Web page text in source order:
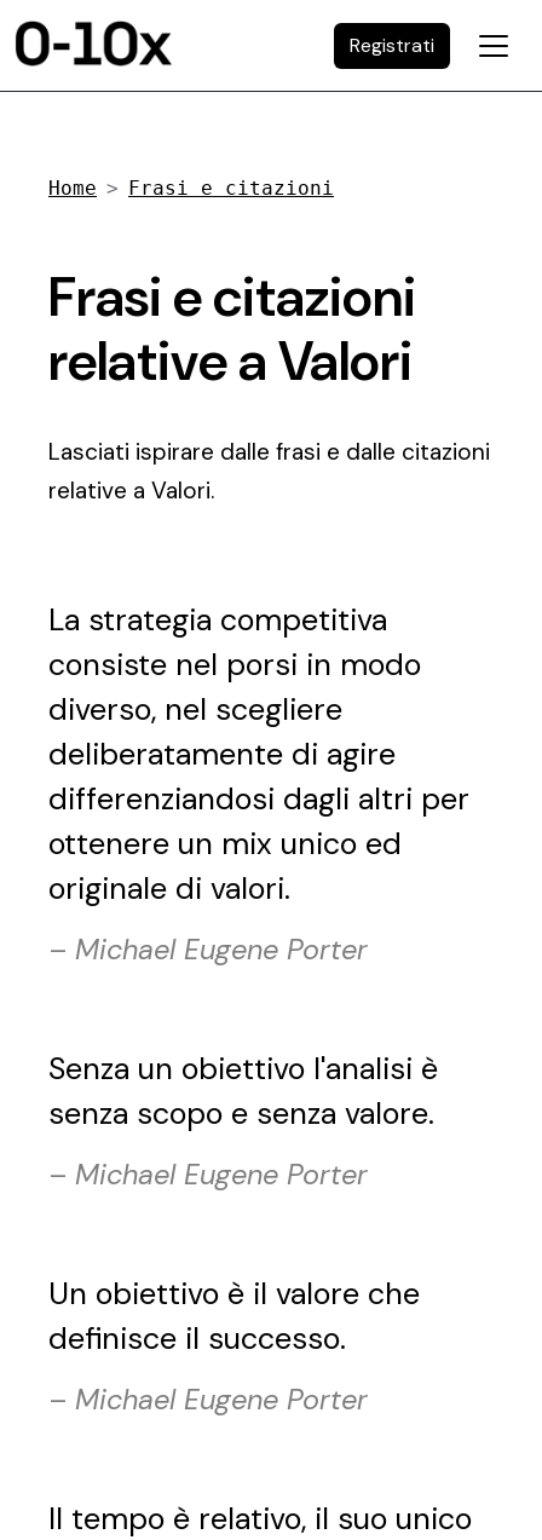
Registrati
Home Frasi e citazioni
Frasi e citazioni
relative a Valori
Lasciati ispirare dalle frasi e dalle citazioni
relative a Valori.
La strategia competitiva
consiste nel porsi in modo
diverso, nel scegliere
deliberatamente di agire
differenziandosi dagli altri per
ottenere un mix unico ed
originale di valori.
– Michael Eugene Porter
Senza un obiettivo l'analisi è
senza scopo e senza valore.
– Michael Eugene Porter
Un obiettivo è il valore che
definisce il successo.
– Michael Eugene Porter
Il tempo è relativo, il suo unico